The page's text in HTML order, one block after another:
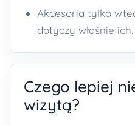
Akcesoria tylko
dotyczy właśnie ich.
Czego lepiej
wizytą?